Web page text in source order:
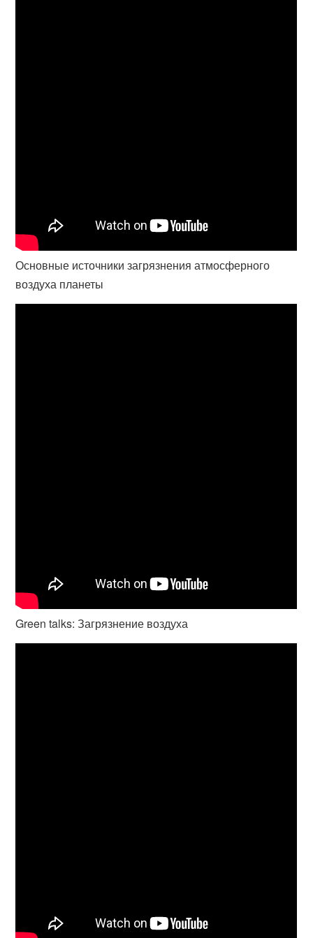
Основные источники загрязнения атмосферного
воздуха планеты
Green talks: Загрязнение воздуха